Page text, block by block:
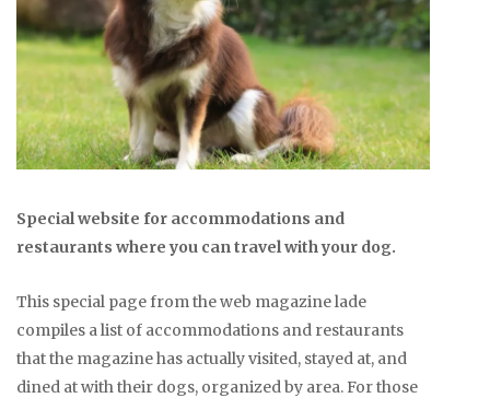
Special website for accommodations and
restaurants where you can travel with your dog.
This special page from the web magazine lade
compiles a list of accommodations and restaurants
that the magazine has actually visited, stayed at, and
dined at with their dogs, organized by area. For those